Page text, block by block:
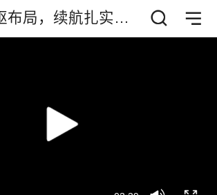
布局，续航扎实，
千里浩瀚H3，吉利